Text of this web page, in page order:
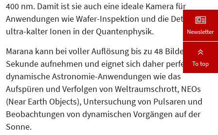
400 nm. Damit ist sie auch eine ideale Kamera für
Anwendungen wie Wafer-Inspektion und die Detektion
ultra-kalter Ionen in der Quantenphysik.
Marana kann bei voller Auflösung bis zu 48 Bilder pro
Sekunde aufnehmen und eignet sich daher perfekt für
dynamische Astronomie-Anwendungen wie das
Aufspüren und Verfolgen von Weltraumschrott, NEOs
(Near Earth Objects), Untersuchung von Pulsaren und
Beobachtungen von dynamischen Vorgängen auf der
Sonne.
Newsletter
To top